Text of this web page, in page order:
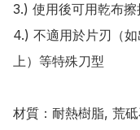
3.) 使用後可用乾布
4.) 不適用於片刃（
上）等特殊刀型
材質：耐熱樹脂, 荒